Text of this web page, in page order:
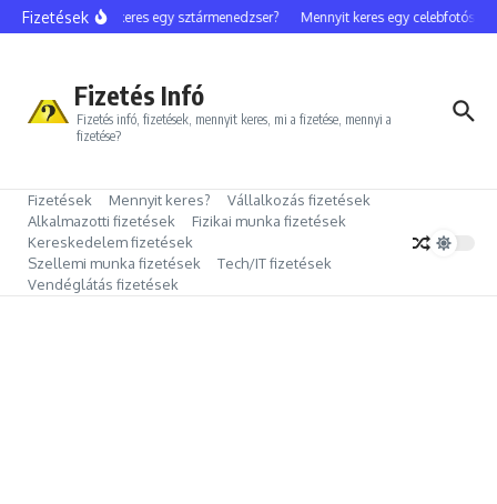
Ugrás a tartalomhoz
FizetésekMennyit keres egy sztármenedzser? Mennyit keres egy celebfotós?
Fizetés Infó
Fizetés infó, fizetések, mennyit keres, mi a fizetése, mennyi a
fizetése?
Fizetések Mennyit keres?
Vállalkozás fizetések
Alkalmazotti fizetések
Fizikai munka fizetések
Kereskedelem fizetések
Szellemi munka fizetések
Tech/IT fizetések
Vendéglátás fizetések